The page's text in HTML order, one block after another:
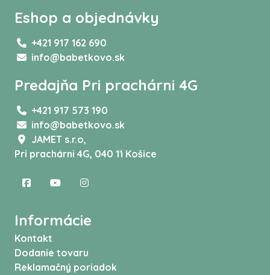
Eshop a objednávky
+421 917 162 690
info@babetkovo.sk
Predajňa Pri prachárni 4G
+421 917 573 190
info@babetkovo.sk
JAMET s.r.o,
Pri prachárni 4G, 040 11 Košice
Informácie
Kontakt
Dodanie tovaru
Reklamačný poriadok